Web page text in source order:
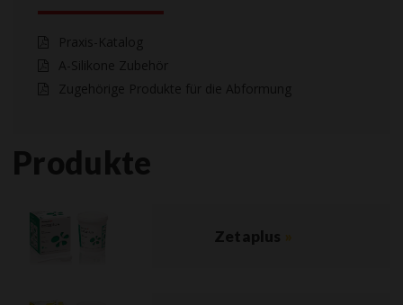
Praxis-Katalog
A-Silikone Zubehör
Zugehörige Produkte für die Abformung
Produkte
Zetaplus »